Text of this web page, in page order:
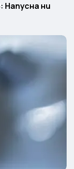
Напусна ни